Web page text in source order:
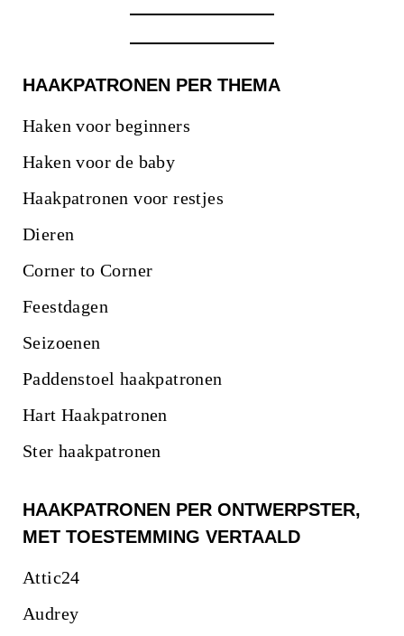
HAAKPATRONEN PER THEMA
Haken voor beginners
Haken voor de baby
Haakpatronen voor restjes
Dieren
Corner to Corner
Feestdagen
Seizoenen
Paddenstoel haakpatronen
Hart Haakpatronen
Ster haakpatronen
HAAKPATRONEN PER ONTWERPSTER,
MET TOESTEMMING VERTAALD
Attic24
Audrey